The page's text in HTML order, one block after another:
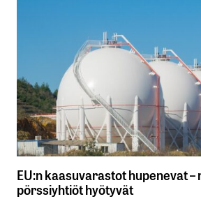
EU:n kaasuvarastot hupenevat –
pörssiyhtiöt hyötyvät